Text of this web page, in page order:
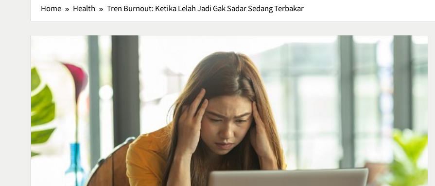
Home Health Tren Burnout: Ketika Lelah Jadi Gak Sadar Sedang Terbakar
Lawar Bali, Kuliner
Tradisional yang Sarat Cita
Rasa
Culinary
Vertigo Akut: Gejala,
Penyebab, dan Cara
Menanganinya
Health
Ikan Fillet Saus Rempah,
Sajian Lezat dengan Aroma
Kaya yang Menggugah
Sunrise Point Cukul,
Destinasi Hits dengan
Panorama Pagi
Travel